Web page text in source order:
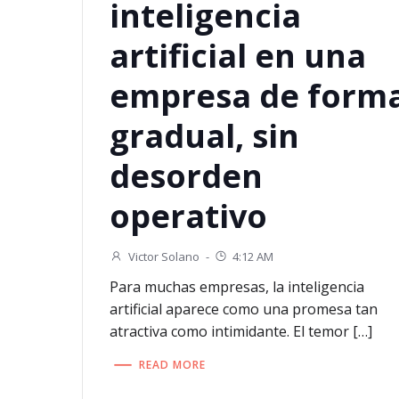
inteligencia
artificial en una
empresa de
gradual, sin
desorden
operativo
Victor Solano - 4:12 AM
Para muchas empresas, la inteligencia
artificial aparece como una promesa tan
atractiva como intimidante. El temor […]
READ MORE